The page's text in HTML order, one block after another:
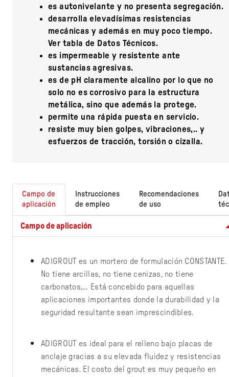
es autonivelante y no presenta segregación.
desarrolla elevadísimas resistencias
mecánicas y además en muy poco tiempo.
Ver tabla de Datos Técnicos.
es impermeable y resistente ante
sustancias agresivas.
es de pH claramente alcalino por lo que no
solo no es corrosivo para la estructura
metálica, sino que además la protege.
permite una rápida puesta en servicio.
resiste muy bien golpes, vibraciones,.. y
esfuerzos de tracción, torsión o cizalla.
Campo de
aplicación
Instrucciones
de empleo
Recomendaciones
de uso
Campo de aplicación
ADIGROUT es un mortero de formulación CONSTANTE.
No tiene arcillas, no tiene cenizas, no tiene
carbonatos,… Está concebido para aquellas
aplicaciones importantes donde la durabilidad y la
seguridad resultante sean imprescindibles.
ADIGROUT es ideal para el relleno bajo placas de
anclaje gracias a su elevada fluidez y resistencias
mecánicas. El costo del grout es muy pequeño en